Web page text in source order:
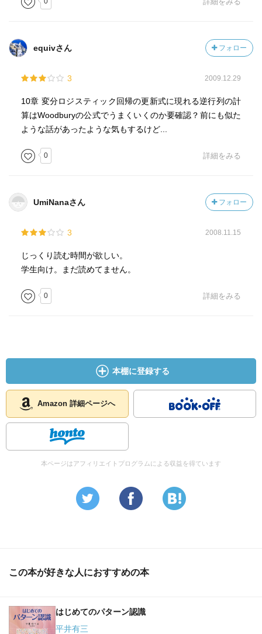
equivさん フォロー
3 2009.12.29
10章 変分ロジスティック回帰の更新式に現れる逆行列の計
算はWoodburyの公式でうまくいくのか要確認？前にも似た
ような話があったような気もするけど...
0 詳細をみる
UmiNanaさん フォロー
3 2008.11.15
じっくり読む時間が欲しい。
学生向け。まだ読めてません。
0 詳細をみる
本棚に登録する
Amazon 詳細ページへ
本ページはアフィリエイトプログラムによる収益を得ています
この本が好きな人におすすめの本
はじめてのパターン認識
平井有三